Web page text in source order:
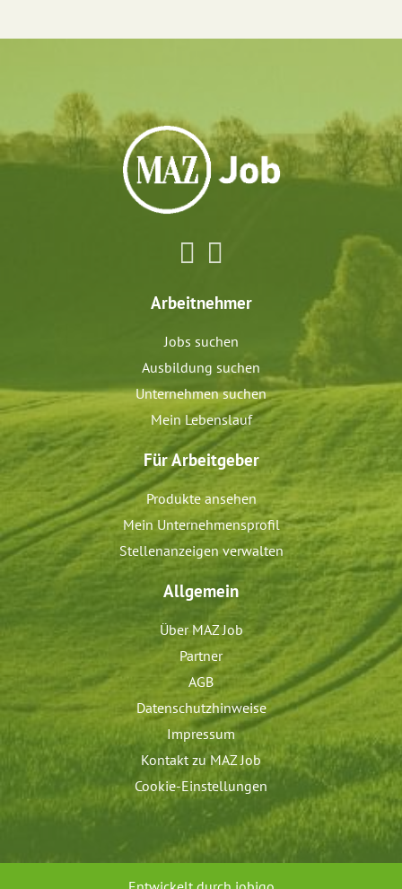
Arbeitnehmer
Jobs suchen
Ausbildung suchen
Unternehmen suchen
Mein Lebenslauf
Für Arbeitgeber
Produkte ansehen
Mein Unternehmensprofil
Stellenanzeigen verwalten
Allgemein
Über MAZ Job
Partner
AGB
Datenschutzhinweise
Impressum
Kontakt zu MAZ Job
Cookie-Einstellungen